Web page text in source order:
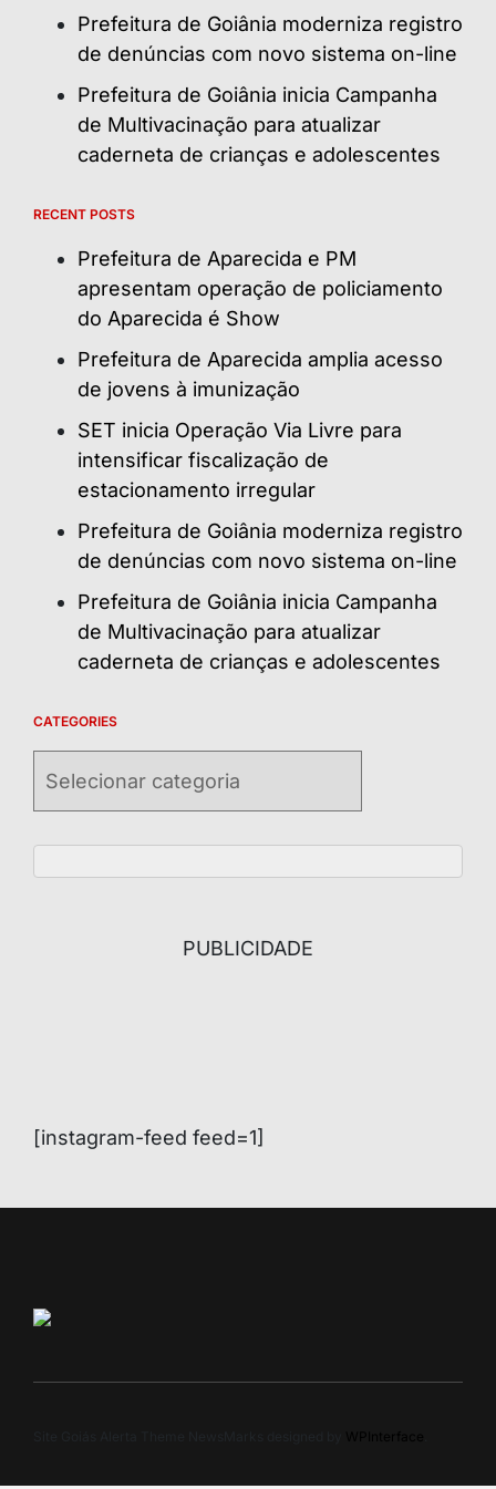
Prefeitura de Goiânia moderniza registro
de denúncias com novo sistema on-line
Prefeitura de Goiânia inicia Campanha
de Multivacinação para atualizar
caderneta de crianças e adolescentes
RECENT POSTS
Prefeitura de Aparecida e PM
apresentam operação de policiamento
do Aparecida é Show
Prefeitura de Aparecida amplia acesso
de jovens à imunização
SET inicia Operação Via Livre para
intensificar fiscalização de
estacionamento irregular
Prefeitura de Goiânia moderniza registro
de denúncias com novo sistema on-line
Prefeitura de Goiânia inicia Campanha
de Multivacinação para atualizar
caderneta de crianças e adolescentes
CATEGORIES
PUBLICIDADE
[instagram-feed feed=1]